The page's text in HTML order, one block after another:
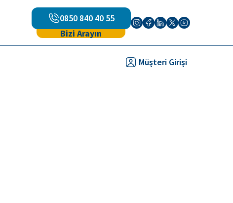
0850 840 40 55
Bizi Arayın
Müşteri Girişi